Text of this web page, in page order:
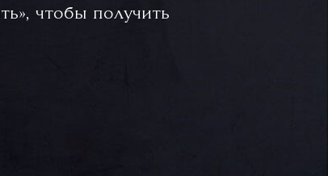
чтобы получить